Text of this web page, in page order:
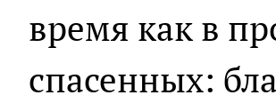
время как в
спасенных: